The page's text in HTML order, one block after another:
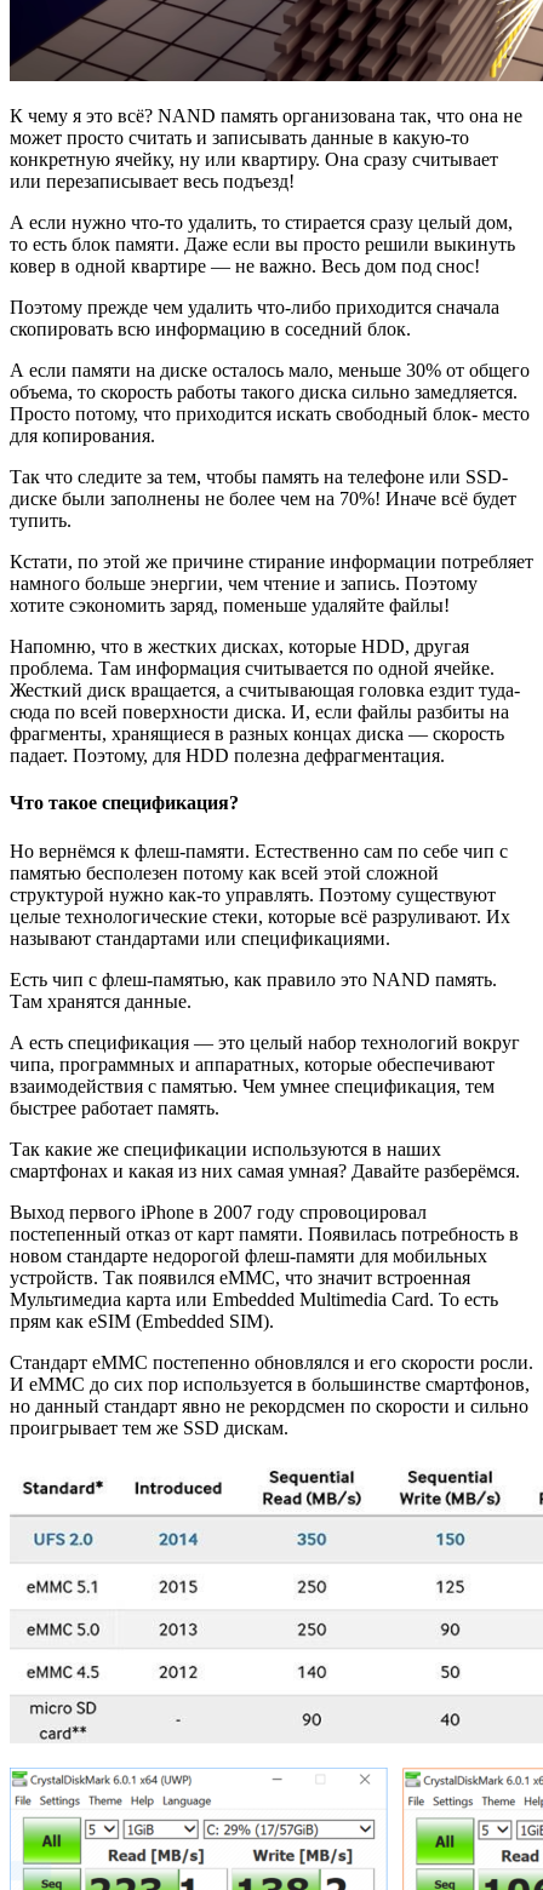
К чему я это всё? NAND память организована так, что она не
может просто считать и записывать данные в какую-то
конкретную ячейку, ну или квартиру. Она сразу считывает
или перезаписывает весь подъезд!
А если нужно что-то удалить, то стирается сразу целый дом,
то есть блок памяти. Даже если вы просто решили выкинуть
ковер в одной квартире — не важно. Весь дом под снос!
Поэтому прежде чем удалить что-либо приходится сначала
скопировать всю информацию в соседний блок.
А если памяти на диске осталось мало, меньше 30% от общего
объема, то скорость работы такого диска сильно замедляется.
Просто потому, что приходится искать свободный блок- место
для копирования.
Так что следите за тем, чтобы память на телефоне или SSD-
диске были заполнены не более чем на 70%! Иначе всё будет
тупить.
Кстати, по этой же причине стирание информации потребляет
намного больше энергии, чем чтение и запись. Поэтому
хотите сэкономить заряд, поменьше удаляйте файлы!
Напомню, что в жестких дисках, которые HDD, другая
проблема. Там информация считывается по одной ячейке.
Жесткий диск вращается, а считывающая головка ездит туда-
сюда по всей поверхности диска. И, если файлы разбиты на
фрагменты, хранящиеся в разных концах диска — скорость
падает. Поэтому, для HDD полезна дефрагментация.
Что такое спецификация?
Но вернёмся к флеш-памяти. Естественно сам по себе чип с
памятью бесполезен потому как всей этой сложной
структурой нужно как-то управлять. Поэтому существуют
целые технологические стеки, которые всё разруливают. Их
называют стандартами или спецификациями.
Есть чип с флеш-памятью, как правило это NAND память.
Там хранятся данные.
А есть спецификация — это целый набор технологий вокруг
чипа, программных и аппаратных, которые обеспечивают
взаимодействия с памятью. Чем умнее спецификация, тем
быстрее работает память.
Так какие же спецификации используются в наших
смартфонах и какая из них самая умная? Давайте разберёмся.
Выход первого iPhone в 2007 году спровоцировал
постепенный отказ от карт памяти. Появилась потребность в
новом стандарте недорогой флеш-памяти для мобильных
устройств. Так появился eMMC, что значит встроенная
Мультимедиа карта или Embedded Multimedia Card. То есть
прям как eSIM (Embedded SIM).
Стандарт eMMС постепенно обновлялся и его скорости росли.
И eMMC до сих пор используется в большинстве смартфонов,
но данный стандарт явно не рекордсмен по скорости и сильно
проигрывает тем же SSD дискам.